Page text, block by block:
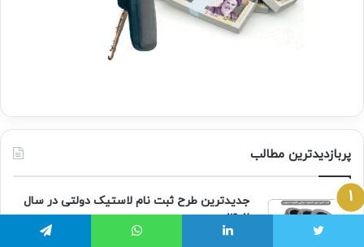
پربازدیدترین مطالب
جدیدترین طرح ثبت نام لاستیک دولتی در سال
۱۴۰۲
بهمن ۳۰, ۱۴۰۱